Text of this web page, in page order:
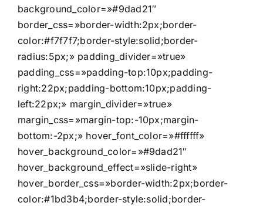
background_color=»#9dad21″
border_css=»border-width:2px;border-
color:#f7f7f7;border-style:solid;border-
radius:5px;» padding_divider=»true»
padding_css=»padding-top:10px;padding-
right:22px;padding-bottom:10px;padding-
left:22px;» margin_divider=»true»
margin_css=»margin-top:-10px;margin-
bottom:-2px;» hover_font_color=»#ffffff»
hover_background_color=»#9dad21″
hover_background_effect=»slide-right»
hover_border_css=»border-width:2px;border-
color:#1bd3b4;border-style:solid;border-